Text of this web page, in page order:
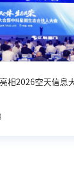
相2026空天信息